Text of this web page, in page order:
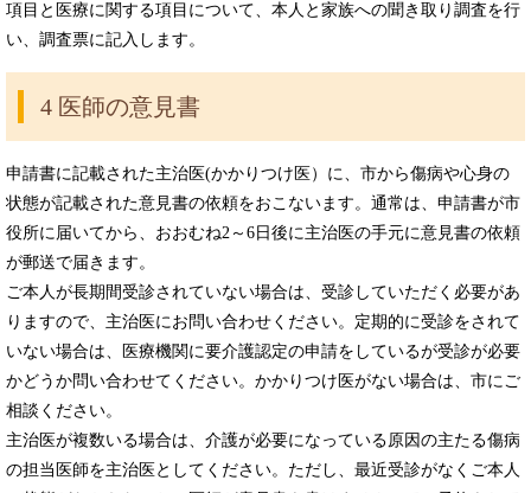
項目と医療に関する項目について、本人と家族への聞き取り調査を行
い、調査票に記入します。
4 医師の意見書
申請書に記載された主治医(かかりつけ医）に、市から傷病や心身の
状態が記載された意見書の依頼をおこないます。通常は、申請書が市
役所に届いてから、おおむね2～6日後に主治医の手元に意見書の依頼
が郵送で届きます。
ご本人が長期間受診されていない場合は、受診していただく必要があ
りますので、主治医にお問い合わせください。定期的に受診をされて
いない場合は、医療機関に要介護認定の申請をしているが受診が必要
かどうか問い合わせてください。かかりつけ医がない場合は、市にご
相談ください。
主治医が複数いる場合は、介護が必要になっている原因の主たる傷病
の担当医師を主治医としてください。ただし、最近受診がなくご本人